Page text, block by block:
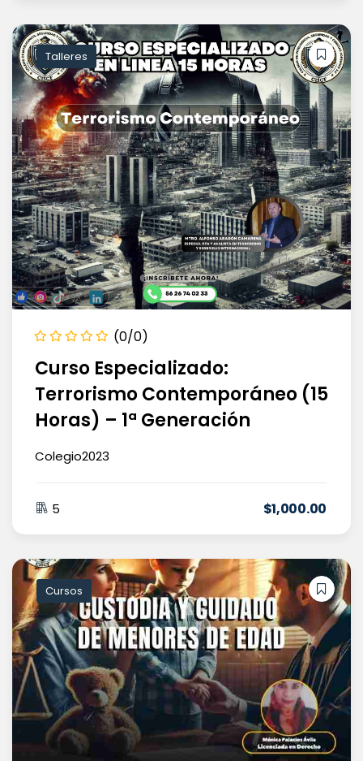
Talleres
(0/0)
Curso Especializado:
Terrorismo Contemporáneo (15
Horas) – 1ª Generación
Colegio2023
5 $1,000.00
Cursos